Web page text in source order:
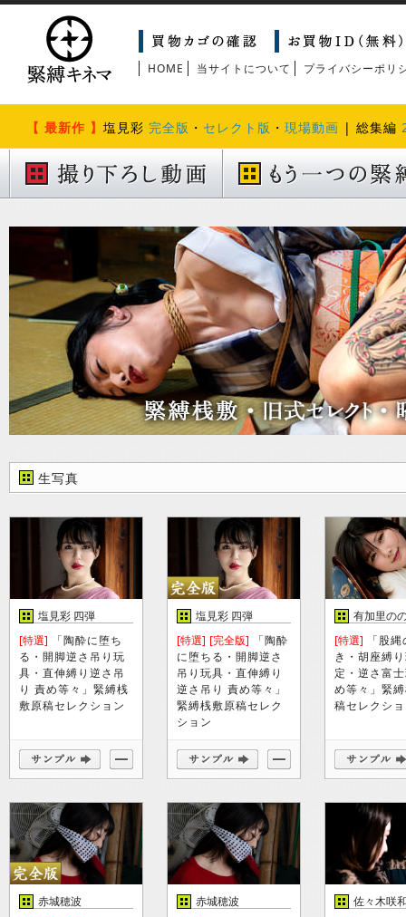
HOME 当サイトについて プライバシーポリ
【 最新作 】 塩見彩 完全版 ・ セレクト版 ・ 現場動画 | 総集編
生写真
塩見彩 四弾
[特選] 「陶酔に堕ち
る・開脚逆さ吊り玩
具・直伸縛り逆さ吊
り 責め等々」緊縛桟
敷原稿セレクション
塩見彩 四弾
[特選] [完全版] 「陶酔
に堕ちる・開脚逆さ
吊り玩具・直伸縛り
逆さ吊り 責め等々」
緊縛桟敷原稿セレク
ション
有加里の
[特選] 「股
き・胡座縛
定・逆さ富
め等々」緊
稿セレクシ
赤城穂波
赤城穂波
佐々木咲